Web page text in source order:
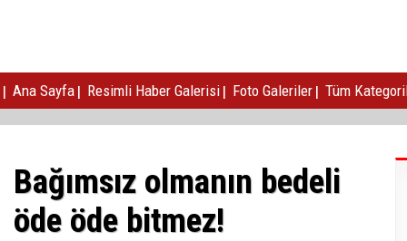
| Ana Sayfa | Resimli Haber Galerisi | Foto Galeriler | Tüm
Bağımsız olmanın bedeli
öde öde bitmez!